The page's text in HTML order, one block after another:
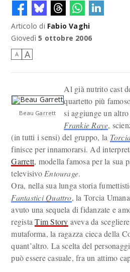
Articolo di Fabio Vaghi
Giovedì 5 ottobre 2006
A A
Beau Garrett
Al già nutrito cast
quartetto più
si aggiunge un
Frankie Raye,
(in tutti i sensi) del gruppo, la
finisce per innamorarsi. Ad
Garrett, modella famosa per la sua
televisivo Entourage.
Ora, nella sua lunga storia
Fantastici Quattro, la Torcia
avuto una sequela di fidanzate e
registaTim Story aveva da
mutaforma, la ragazza cieca della
quant’altro. La scelta del
può essere casuale, fra un attimo